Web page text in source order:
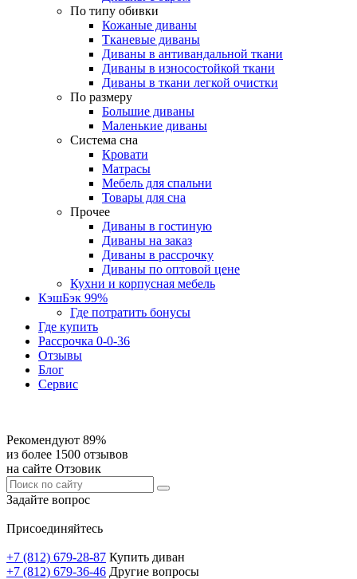
По типу обивки
Кожаные диваны
Тканевые диваны
Диваны в антивандальной ткани
Диваны в износостойкой ткани
Диваны в ткани легкой очистки
По размеру
Большие диваны
Маленькие диваны
Система сна
Кровати
Матрасы
Мебель для спальни
Товары для сна
Прочее
Диваны в гостиную
Диваны на заказ
Диваны в рассрочку
Диваны по оптовой цене
Кухни и корпусная мебель
КэшБэк 99%
Где потратить бонусы
Где купить
Рассрочка 0-0-36
Отзывы
Блог
Сервис
Рекомендуют 89%
из более 1500 отзывов
на сайте Отзовик
Задайте вопрос
Присоединяйтесь
+7 (812) 679-28-87 Купить диван
+7 (812) 679-36-46 Другие вопросы